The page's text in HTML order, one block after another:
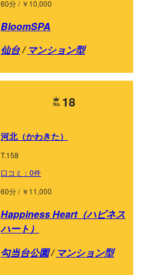
60分 / ￥10,000
BloomSPA
仙台/ マンション型
18
河北（かわきた）
T.158
口コミ：0件
60分 / ￥11,000
Happiness Heart（ハピネス
ハート）
勾当台公園/ マンション型